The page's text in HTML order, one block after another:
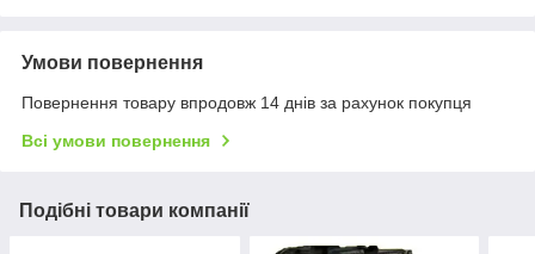
Умови повернення
Повернення товару впродовж 14 днів за рахунок покупця
Всі умови повернення
Подібні товари компанії